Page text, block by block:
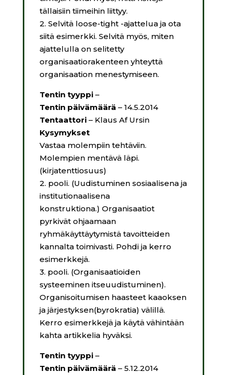
tällaisiin tiimeihin liittyy.
2. Selvitä loose-tight -ajattelua ja ota
siitä esimerkki. Selvitä myös, miten
ajattelulla on selitetty
organisaatiorakenteen yhteyttä
organisaation menestymiseen.
Tentin tyyppi–
Tentin päivämäärä – 14.5.2014
Tentaattori– Klaus Af Ursin
Kysymykset
Vastaa molempiin tehtäviin.
Molempien mentävä läpi.
(kirjatenttiosuus)
2. pooli. (Uudistuminen sosiaalisena ja
institutionaalisena
konstruktiona.) Organisaatiot
pyrkivät ohjaamaan
ryhmäkäyttäytymistä tavoitteiden
kannalta toimivasti. Pohdi ja kerro
esimerkkejä.
3. pooli. (Organisaatioiden
systeeminen itseuudistuminen).
Organisoitumisen haasteet kaaoksen
ja järjestyksen(byrokratia) välillä.
Kerro esimerkkejä ja käytä vähintään
kahta artikkelia hyväksi.
Tentin tyyppi–
Tentin päivämäärä – 5.12.2014